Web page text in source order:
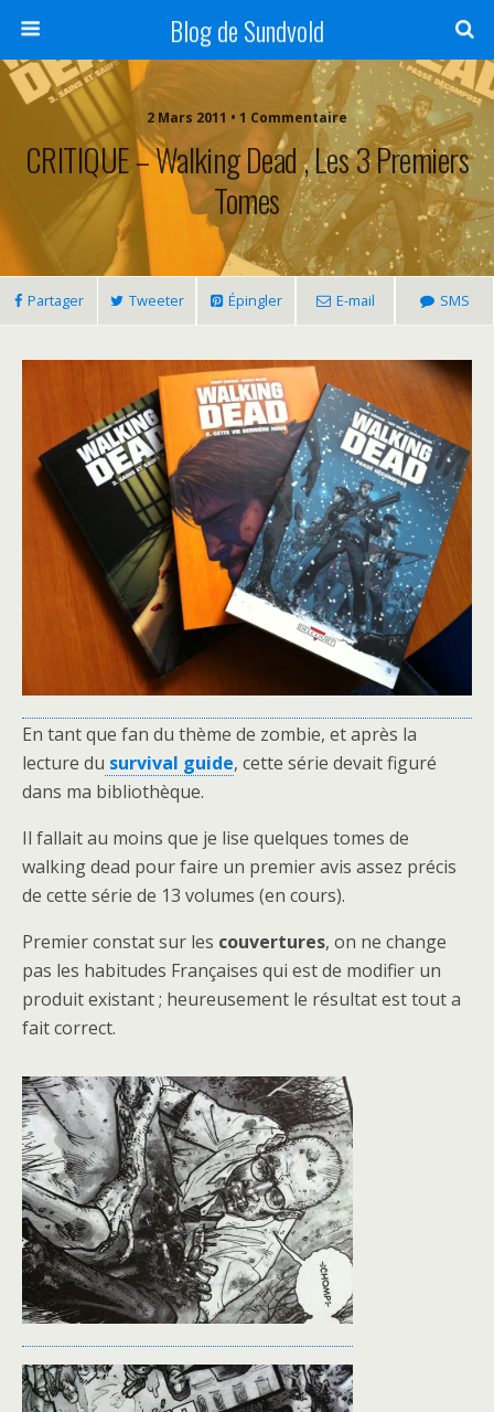
Blog de Sundvold
2 Mars 2011 • 1 Commentaire
CRITIQUE – Walking Dead , Les 3 Premiers
Tomes
Partager Tweeter Épingler E-mail SMS
En tant que fan du thème de zombie, et après la
lecture du survival guide, cette série devait figuré
dans ma bibliothèque.
Il fallait au moins que je lise quelques tomes de
walking dead pour faire un premier avis assez précis
de cette série de 13 volumes (en cours).
Premier constat sur les couvertures, on ne change
pas les habitudes Françaises qui est de modifier un
produit existant ; heureusement le résultat est tout a
fait correct.